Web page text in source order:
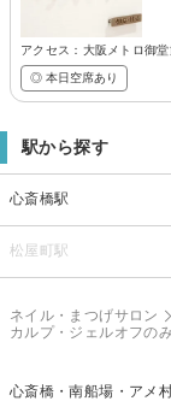
アクセス：大阪メトロ御
◎ 本日空席あり
駅から探す
心斎橋駅
松屋町駅
ネイル・まつげサロン
カルプ・ジェルオフの
心斎橋・南船場・アメ